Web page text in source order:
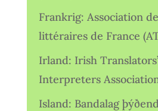
Frankrig: Association
littéraires de France
Irland: Irish
Interpreters
Island: Bandalag